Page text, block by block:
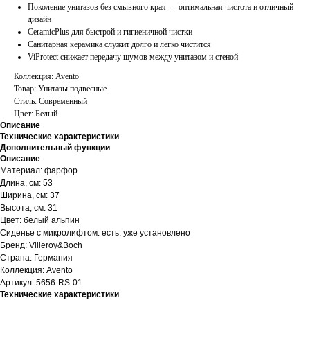
Поколение унитазов без смывного края — оптимальная чистота и отличный
дизайн
CeramicPlus для быстрой и гигиеничной чистки
Санитарная керамика служит долго и легко чистится
ViProtect снижает передачу шумов между унитазом и стеной
Коллекция: Avento
Товар: Унитазы подвесные
Стиль: Современный
Цвет: Белый
Описание
Технические характеристики
Дополнительный функции
Описание
Материал: фарфор
Длина, см: 53
Ширина, см: 37
Высота, см: 31
Цвет: белый альпин
Сиденье с микролифтом: есть, уже установлено
Бренд: Villeroy&Boch
Страна: Германия
Коллекция: Avento
Артикул: 5656-RS-01
Технические характеристики